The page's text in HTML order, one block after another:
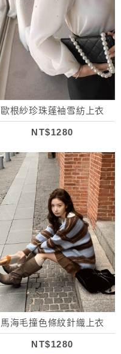
歐根紗珍珠蓬袖雪紡上衣
NT$1280
馬海毛撞色條紋針織上衣
NT$1280